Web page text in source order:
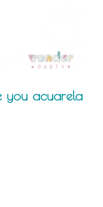
you acuarela